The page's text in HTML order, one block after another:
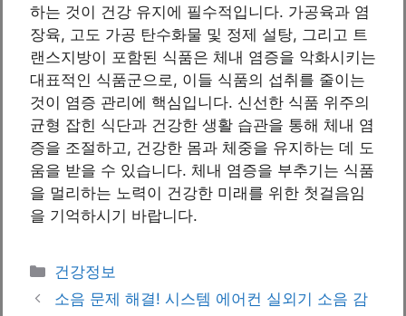
하는 것이 건강 유지에 필수적입니다. 가공육과 염
장육, 고도 가공 탄수화물 및 정제 설탕, 그리고 트
랜스지방이 포함된 식품은 체내 염증을 악화시키는
대표적인 식품군으로, 이들 식품의 섭취를 줄이는
것이 염증 관리에 핵심입니다. 신선한 식품 위주의
균형 잡힌 식단과 건강한 생활 습관을 통해 체내 염
증을 조절하고, 건강한 몸과 체중을 유지하는 데 도
움을 받을 수 있습니다. 체내 염증을 부추기는 식품
을 멀리하는 노력이 건강한 미래를 위한 첫걸음임
을 기억하시기 바랍니다.
Categories
건강정보
소음 문제 해결! 시스템 에어컨 실외기 소음 감